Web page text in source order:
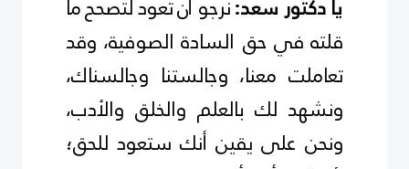
يا دكتور سعد:نرجو أن تعود لتصحح ما
قلته في حق السادة الصوفية، وقد
تعاملت معنا، وجالستنا وجالسناك،
ونشهد لك بالعلم والخلق والأدب،
ونحن على يقين أنك ستعود للحق؛